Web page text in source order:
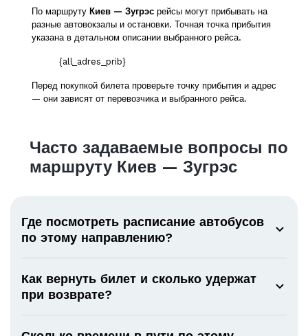
По маршруту Киев — Зугрэс рейсы могут прибывать на
разные автовокзалы и остановки. Точная точка прибытия
указана в детальном описании выбранного рейса.
{all_adres_prib}
Перед покупкой билета проверьте точку прибытия и адрес
— они зависят от перевозчика и выбранного рейса.
Часто задаваемые вопросы по
маршруту Киев — Зугрэс
Где посмотреть расписание автобусов
по этому направлению?
Как вернуть билет и сколько удержат
при возврате?